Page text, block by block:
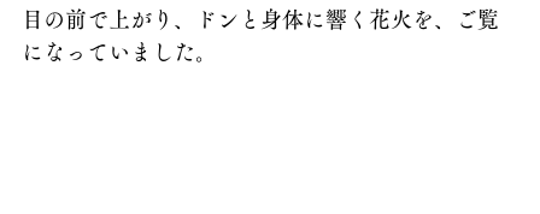
目の前で上がり、ドンと身体に響く花火を、ご覧
になっていました。